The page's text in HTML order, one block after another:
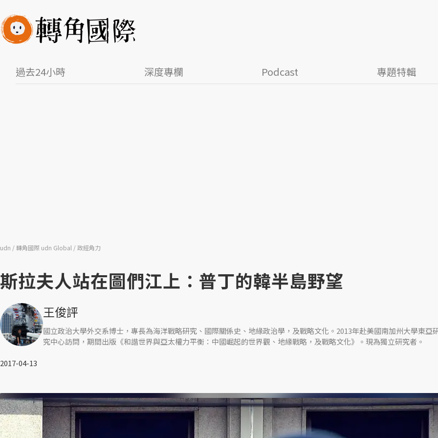
過去24小時 深度專欄 Podcast 專題特輯
udn 轉角國際 udn Global 政經角力
斯拉夫人站在圖們江上：普丁的韓半島野望
王俊評
國立政治大學外交系博士，專長為海洋戰略研究、國際關係史、地緣政治學，及戰略文化。2013年赴美國南加州大學東亞
究中心訪問，期間出版《和諧世界與亞太權力平衡：中國崛起的世界觀、地緣戰略，及戰略文化》。現為獨立研究者。
2017-04-13